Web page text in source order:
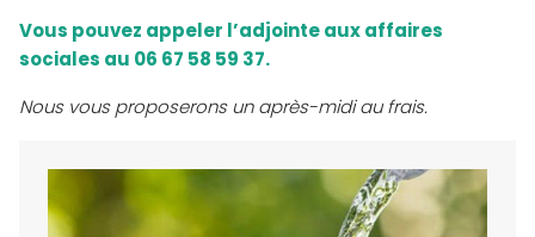
Vous pouvez appeler l’adjointe aux affaires
sociales au 06 67 58 59 37.
Nous vous proposerons un après-midi au frais.